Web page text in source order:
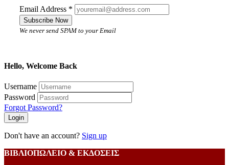
Email Address *
Subscribe Now
We never send SPAM to your Email
Hello, Welcome Back
Username
Password
Forgot Password?
Login
Don't have an account? Sign up
ΒΙΒΛΙΟΠΩΛEΙΟ & ΕΚΔΟΣΕΙΣ